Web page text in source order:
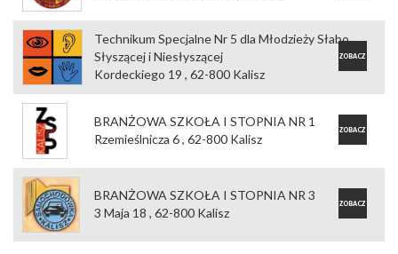
Technikum Specjalne Nr 5 dla Młodzieży Słabo
Słyszącej i Niesłyszącej
Kordeckiego 19 , 62-800 Kalisz
ZOBACZ
BRANŻOWA SZKOŁA I STOPNIA NR 1
Rzemieślnicza 6 , 62-800 Kalisz
ZOBACZ
BRANŻOWA SZKOŁA I STOPNIA NR 3
3 Maja 18 , 62-800 Kalisz
ZOBACZ